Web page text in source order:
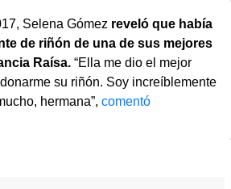
Selena Gómez reveló que había
de riñón de una de sus mejores
Raísa. “Ella me dio el mejor
su riñón. Soy increíblemente
hermana”, comentó